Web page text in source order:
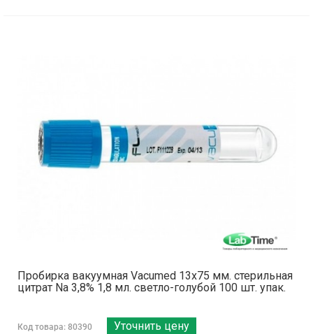
Пробирка вакуумная Vacumed 13х75 мм. стерильная
цитрат Na 3,8% 1,8 мл. светло-голубой 100 шт. упак.
Код товара: 80390 Уточнить цену